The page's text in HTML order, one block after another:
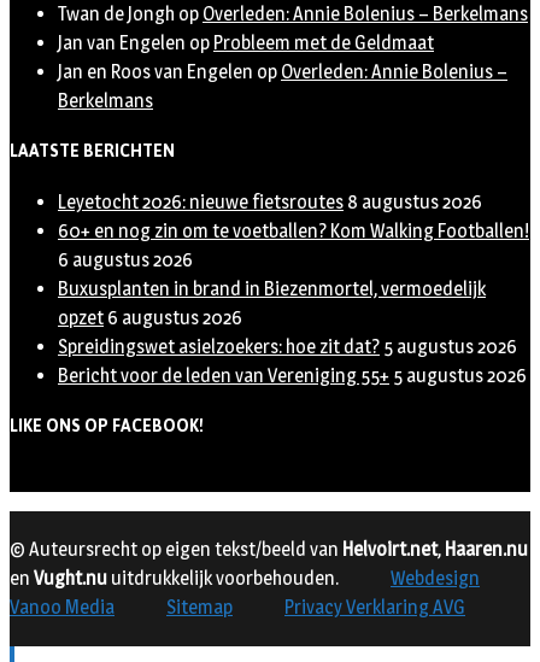
Twan de Jongh op Overleden: Annie Bolenius – Berkelmans
Jan van Engelen op Probleem met de Geldmaat
Jan en Roos van Engelen op Overleden: Annie Bolenius –
Berkelmans
LAATSTE BERICHTEN
Leyetocht 2026: nieuwe fietsroutes 8 augustus 2026
60+ en nog zin om te voetballen? Kom Walking Footballen!
6 augustus 2026
Buxusplanten in brand in Biezenmortel, vermoedelijk
opzet 6 augustus 2026
Spreidingswet asielzoekers: hoe zit dat? 5 augustus 2026
Bericht voor de leden van Vereniging 55+ 5 augustus 2026
LIKE ONS OP FACEBOOK!
© Auteursrecht op eigen tekst/beeld van Helvoirt.net, Haaren.nu
en Vught.nu uitdrukkelijk voorbehouden.
Webdesign
Vanoo Media
Sitemap Privacy Verklaring AVG